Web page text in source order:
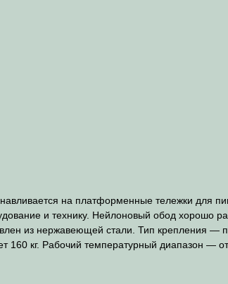
на платформенные тележки для
и технику. Нейлоновый обод хорошо
из нержавеющей стали. Тип крепления —
160 кг. Рабочий температурный диапазон —